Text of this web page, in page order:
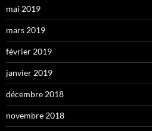
mai 2019
mars 2019
février 2019
janvier 2019
décembre 2018
novembre 2018